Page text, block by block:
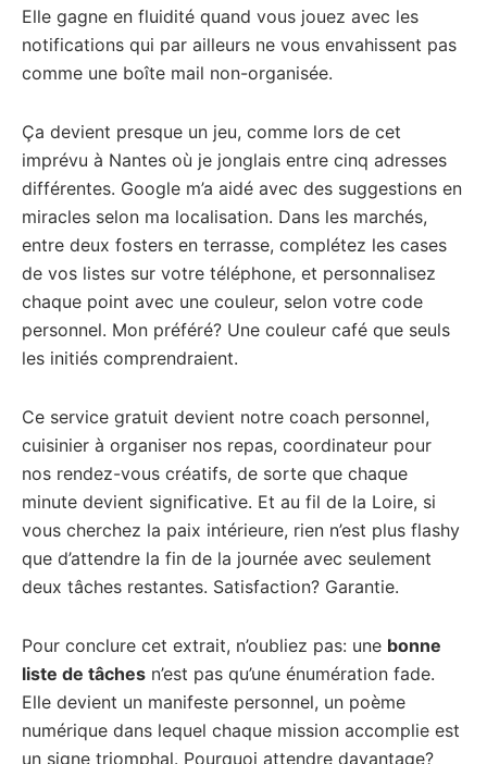
Elle gagne en fluidité quand vous jouez avec les
notifications qui par ailleurs ne vous envahissent pas
comme une boîte mail non-organisée.
Ça devient presque un jeu, comme lors de cet
imprévu à Nantes où je jonglais entre cinq adresses
différentes. Google m’a aidé avec des suggestions en
miracles selon ma localisation. Dans les marchés,
entre deux fosters en terrasse, complétez les cases
de vos listes sur votre téléphone, et personnalisez
chaque point avec une couleur, selon votre code
personnel. Mon préféré? Une couleur café que seuls
les initiés comprendraient.
Ce service gratuit devient notre coach personnel,
cuisinier à organiser nos repas, coordinateur pour
nos rendez-vous créatifs, de sorte que chaque
minute devient significative. Et au fil de la Loire, si
vous cherchez la paix intérieure, rien n’est plus flashy
que d’attendre la fin de la journée avec seulement
deux tâches restantes. Satisfaction? Garantie.
Pour conclure cet extrait, n’oubliez pas: une bonne
liste de tâches n’est pas qu’une énumération fade.
Elle devient un manifeste personnel, un poème
numérique dans lequel chaque mission accomplie est
un signe triomphal. Pourquoi attendre davantage?